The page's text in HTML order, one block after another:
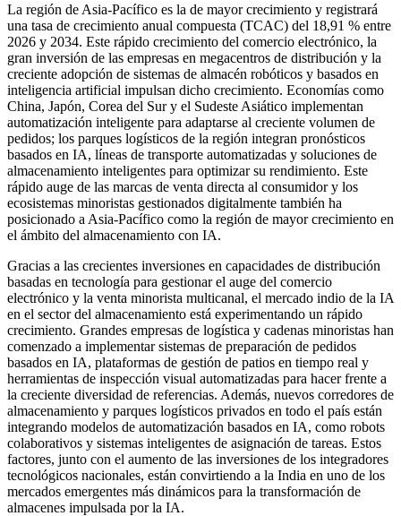
La región de Asia-Pacífico es la de mayor crecimiento y registrará
una tasa de crecimiento anual compuesta (TCAC) del 18,91 % entre
2026 y 2034. Este rápido crecimiento del comercio electrónico, la
gran inversión de las empresas en megacentros de distribución y la
creciente adopción de sistemas de almacén robóticos y basados ​​en
inteligencia artificial impulsan dicho crecimiento. Economías como
China, Japón, Corea del Sur y el Sudeste Asiático implementan
automatización inteligente para adaptarse al creciente volumen de
pedidos; los parques logísticos de la región integran pronósticos
basados ​​en IA, líneas de transporte automatizadas y soluciones de
almacenamiento inteligentes para optimizar su rendimiento. Este
rápido auge de las marcas de venta directa al consumidor y los
ecosistemas minoristas gestionados digitalmente también ha
posicionado a Asia-Pacífico como la región de mayor crecimiento en
el ámbito del almacenamiento con IA.
Gracias a las crecientes inversiones en capacidades de distribución
basadas en tecnología para gestionar el auge del comercio
electrónico y la venta minorista multicanal, el mercado indio de la IA
en el sector del almacenamiento está experimentando un rápido
crecimiento. Grandes empresas de logística y cadenas minoristas han
comenzado a implementar sistemas de preparación de pedidos
basados ​​en IA, plataformas de gestión de patios en tiempo real y
herramientas de inspección visual automatizadas para hacer frente a
la creciente diversidad de referencias. Además, nuevos corredores de
almacenamiento y parques logísticos privados en todo el país están
integrando modelos de automatización basados ​​en IA, como robots
colaborativos y sistemas inteligentes de asignación de tareas. Estos
factores, junto con el aumento de las inversiones de los integradores
tecnológicos nacionales, están convirtiendo a la India en uno de los
mercados emergentes más dinámicos para la transformación de
almacenes impulsada por la IA.